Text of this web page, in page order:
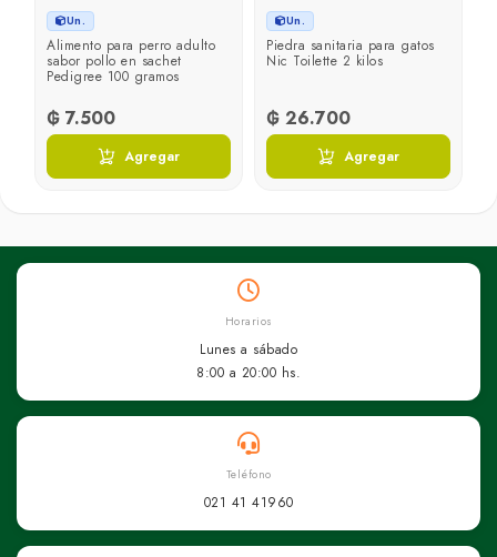
Un.
Alimento para perro adulto
sabor pollo en sachet
Pedigree 100 gramos
₲ 7.500
Agregar
Un.
Piedra sanitaria para gatos
Nic Toilette 2 kilos
₲ 26.700
Agregar
Horarios
Lunes a sábado
8:00 a 20:00 hs.
Teléfono
021 41 41960